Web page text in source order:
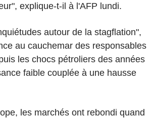
explique-t-il à l'AFP lundi.
autour de la stagflation",
au cauchemar des responsables
les chocs pétroliers des années
faible couplée à une hausse
les marchés ont rebondi quand